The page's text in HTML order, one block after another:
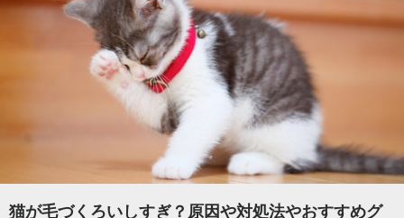
猫が毛づくろいしすぎ？原因や対処法やおすすめグ